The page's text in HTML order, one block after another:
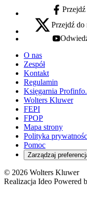
facebook -
x - otwiera się w
Przejdź
youtube -
O nas
Zespół
Kontakt
Regulamin
Księgarnia
Wolters Kluwer
FEPI
FPOP
Mapa strony
Polityka
Pomoc
Zarządzaj
© 2026 Wolters Kluwer
Realizacja Ideo Powered